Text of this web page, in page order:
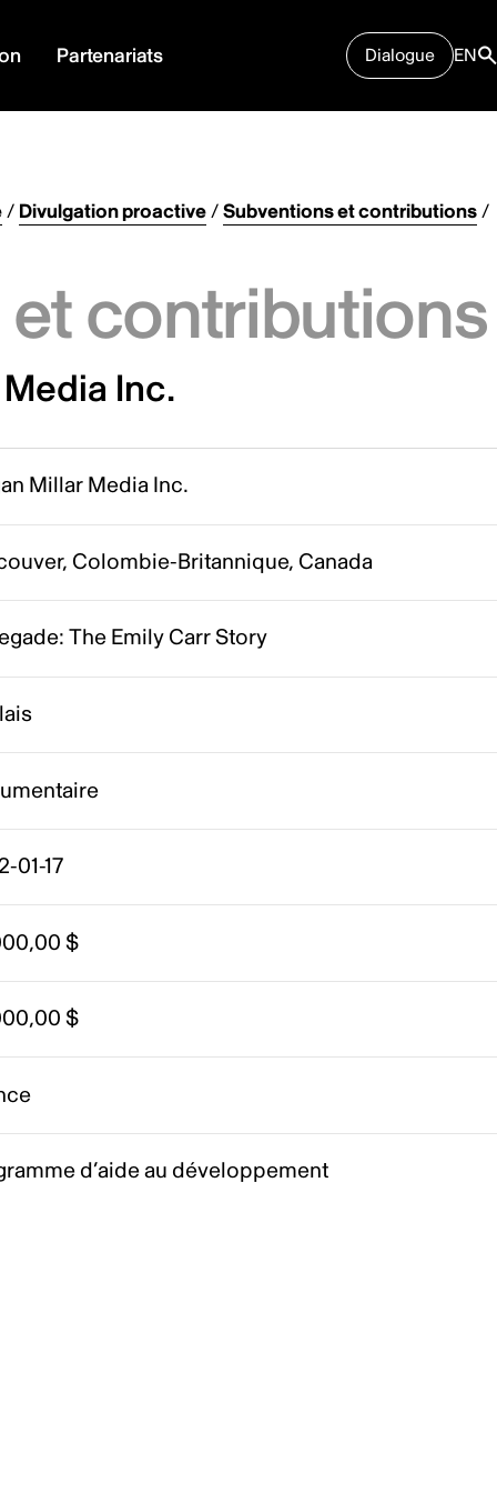
Partenariats Dialogue EN
/ Divulgation proactive/Subventions et contributions/
contributions
Inc.
Millar Media Inc.
Colombie-Britannique, Canada
The Emily Carr Story
01-17
$
$
d’aide au développement